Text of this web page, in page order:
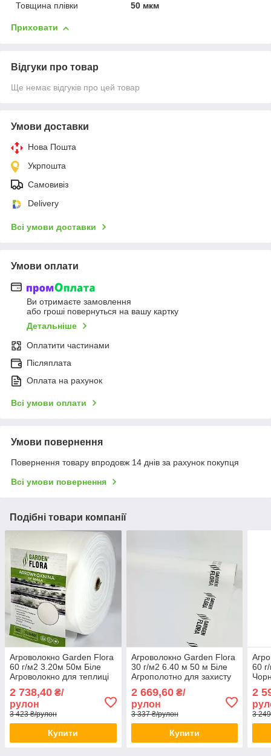
Товщина плівки
50 мкм
Приховати
Відгуки про товар
Ще немає відгуків про цей товар
Умови доставки
Нова Пошта
Укрпошта
Самовивіз
Delivery
Всі умови доставки
Умови оплати
Ви отримаєте замовлення
або гроші повернуться на вашу картку
Детальніше
Оплатити частинами
Післяплата
Оплата на рахунок
Всі умови оплати
Умови повернення
Повернення товару впродовж 14 днів за рахунок покупця
Всі умови повернення
Подібні товари компанії
Агроволокно Garden Flora
60 г/м2 3.20м 50м Біле
Агроволокно для теплиці
Якісне агроволокно
2 738,40 ₴/
рулон
3 423 ₴/рулон
Купити
Агроволокно Garden Flora
30 г/м2 6.40 м 50 м Біле
Агрополотно для захисту
грядок Агроволокно для
городу
2 669,60₴/
рулон
3 337 ₴/рулон
Купити
60
для
для
2
3